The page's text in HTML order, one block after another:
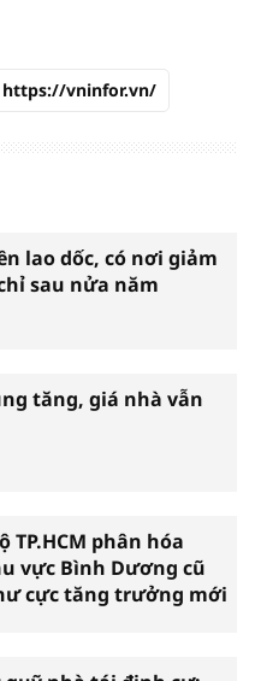
https://vninfor.vn/
lao dốc, có nơi giảm
sau nửa năm
tăng, giá nhà vẫn
TP.HCM phân hóa
vực Bình Dương cũ
cực tăng trưởng mới